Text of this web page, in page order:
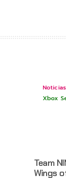
Noticias
Xbox
Team
Wings